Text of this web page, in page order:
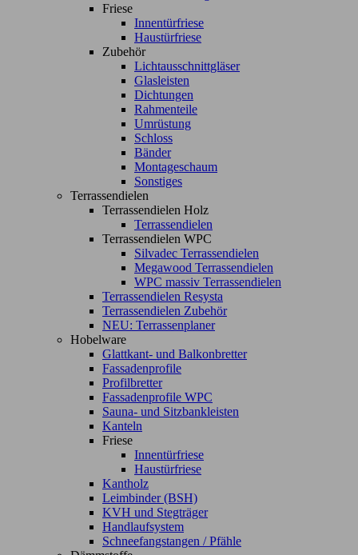
Friese
Innentürfriese
Haustürfriese
Zubehör
Lichtausschnittgläser
Glasleisten
Dichtungen
Rahmenteile
Umrüstung
Schloss
Bänder
Montageschaum
Sonstiges
Terrassendielen
Terrassendielen Holz
Terrassendielen
Terrassendielen WPC
Silvadec Terrassendielen
Megawood Terrassendielen
WPC massiv Terrassendielen
Terrassendielen Resysta
Terrassendielen Zubehör
NEU: Terrassenplaner
Hobelware
Glattkant- und Balkonbretter
Fassadenprofile
Profilbretter
Fassadenprofile WPC
Sauna- und Sitzbankleisten
Kanteln
Friese
Innentürfriese
Haustürfriese
Kantholz
Leimbinder (BSH)
KVH und Stegträger
Handlaufsystem
Schneefangstangen / Pfähle